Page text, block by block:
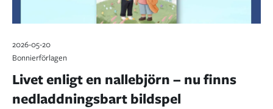
2026-05-20
Bonnierförlagen
Livet enligt en nallebjörn – nu finns
nedladdningsbart bildspel